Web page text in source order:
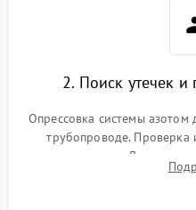
2. Поиск утечек и
Опрессовка системы
трубопроводе. Проверка
течеискателем. Демонтаж
продувка капиллярной